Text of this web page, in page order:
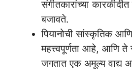
संगीतकारांच्या कारकीर्दीत
बजावते.
पियानोची सांस्कृतिक
महत्त्वपूर्णता आहे, आणि
जगतात एक अमूल्य वाद्य